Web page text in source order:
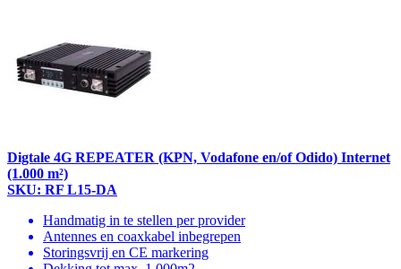
Digtale 4G REPEATER (KPN, Vodafone en/of Odido) Internet
(1.000 m²)
SKU: RF L15-DA
Handmatig in te stellen per provider
Antennes en coaxkabel inbegrepen
Storingsvrij en CE markering